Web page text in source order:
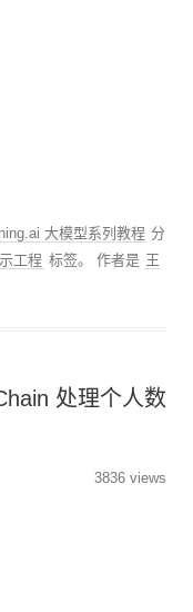
大模型系列教程 分
工程 标签。 作者是 王
处理个人数
3836 views